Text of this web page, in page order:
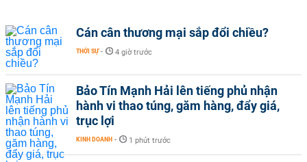
Cán cân thương mại sắp đổi chiều?
THỜI SỰ - 4 giờ trước
Bảo Tín Mạnh Hải lên tiếng phủ nhận
hành vi thao túng, găm hàng, đẩy giá,
trục lợi
KINH DOANH - 1 phút trước